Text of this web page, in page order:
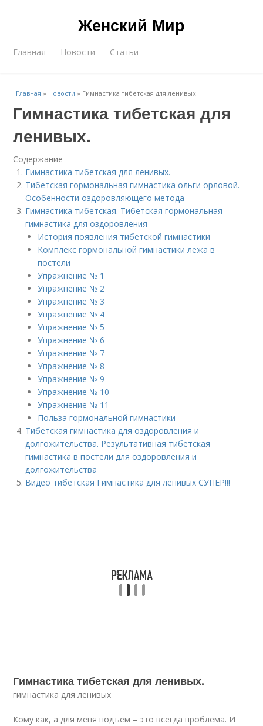
Женский Мир
Главная Новости Статьи
Главная » Новости » Гимнастика тибетская для ленивых.
Гимнастика тибетская для
ленивых.
Содержание
Гимнастика тибетская для ленивых.
Тибетская гормональная гимнастика ольги орловой.
Особенности оздоровляющего метода
Гимнастика тибетская. Тибетская гормональная
гимнастика для оздоровления
История появления тибетской гимнастики
Комплекс гормональной гимнастики лежа в
постели
Упражнение № 1
Упражнение № 2
Упражнение № 3
Упражнение № 4
Упражнение № 5
Упражнение № 6
Упражнение № 7
Упражнение № 8
Упражнение № 9
Упражнение № 10
Упражнение № 11
Польза гормональной гимнастики
Тибетская гимнастика для оздоровления и
долгожительства. Результативная тибетская
гимнастика в постели для оздоровления и
долгожительства
Видео тибетская Гимнастика для ленивых СУПЕР!!!
Гимнастика тибетская для ленивых.
гимнастика для ленивых
Кому как, а для меня подъем – это всегда проблема. И